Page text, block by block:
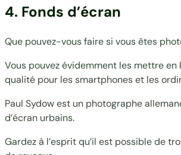
4. Fonds d’écran
Que pouvez-vous faire si vous êtes
Vous pouvez évidemment les mettre en
qualité pour les smartphones et les
Paul Sydowest un photographe
d’écran urbains.
Gardez à l’esprit qu’il est possible de